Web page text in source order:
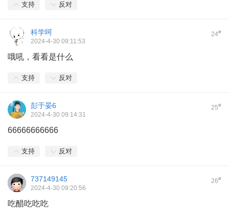
支持 反对
24#
科学呵
2024-4-30 09:11:53
哦吼，看看是什么
支持 反对
25#
彭于晏6
2024-4-30 09:14:31
66666666666
支持 反对
26#
737149145
2024-4-30 09:20:56
吃醋吃吃吃